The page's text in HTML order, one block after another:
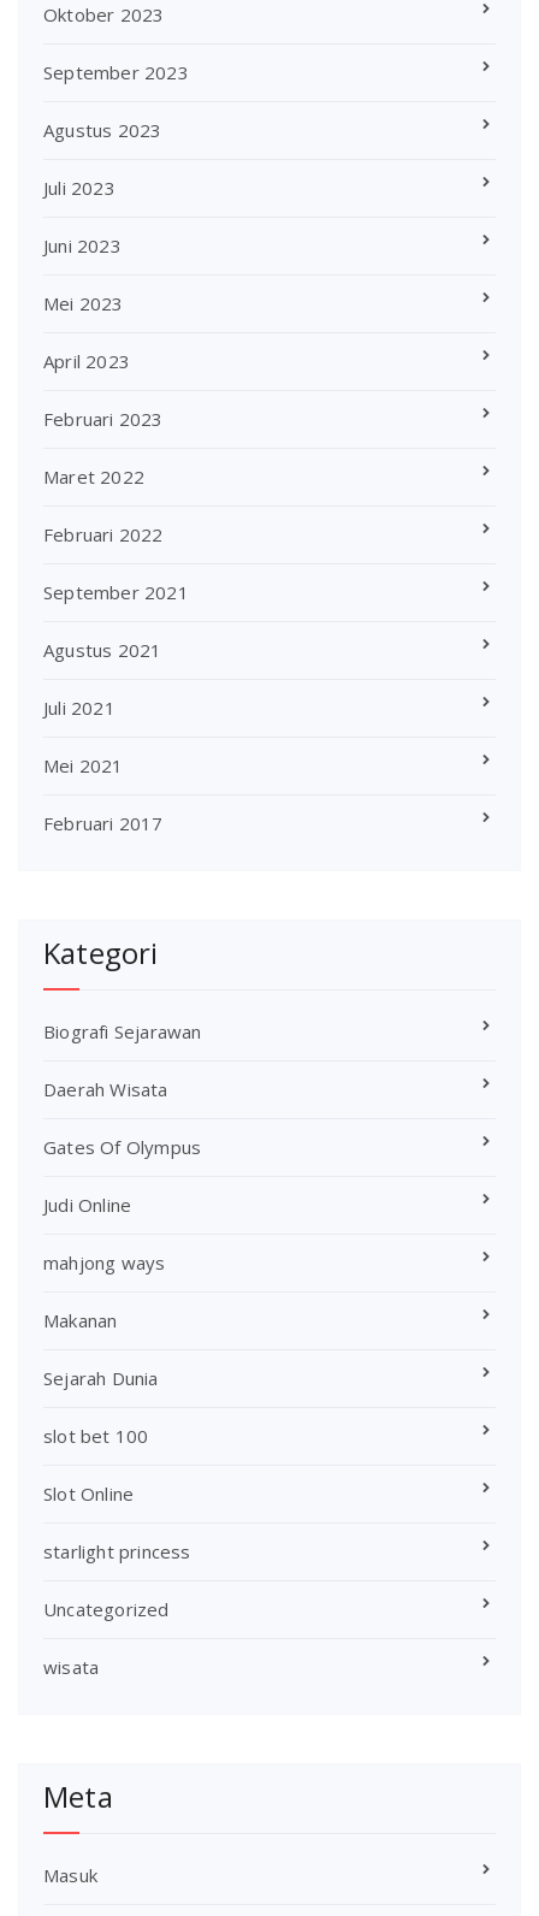
Oktober 2023
September 2023
Agustus 2023
Juli 2023
Juni 2023
Mei 2023
April 2023
Februari 2023
Maret 2022
Februari 2022
September 2021
Agustus 2021
Juli 2021
Mei 2021
Februari 2017
Kategori
Biografi Sejarawan
Daerah Wisata
Gates Of Olympus
Judi Online
mahjong ways
Makanan
Sejarah Dunia
slot bet 100
Slot Online
starlight princess
Uncategorized
wisata
Meta
Masuk